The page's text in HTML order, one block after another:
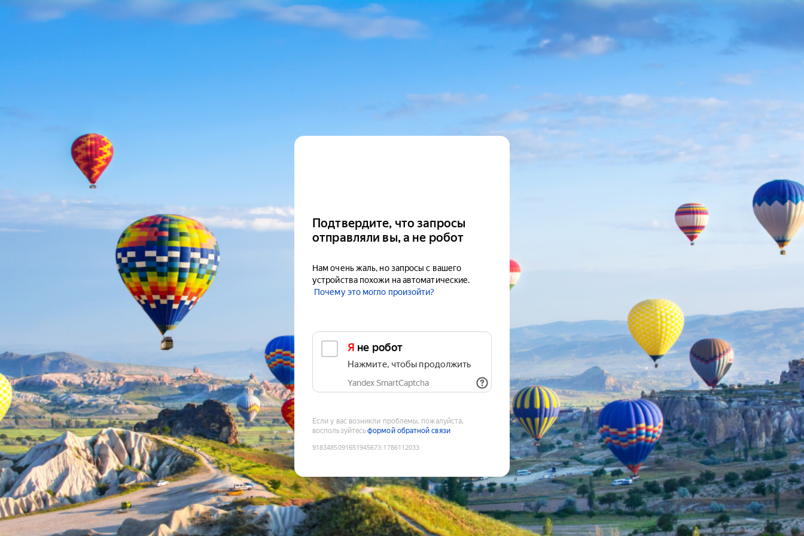
Подтвердите, что запросы
отправляли вы, а не робот
Нам очень жаль, но запросы с вашего
устройства похожи на автоматические.
Почему это могло произойти?
Я не робот
Нажмите, чтобы продолжить
Yandex SmartCaptcha
Если у вас возникли проблемы, пожалуйста,
воспользуйтесьформой обратной связи
9183485091651945673:1786112033